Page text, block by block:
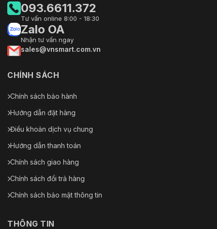
093.6611.372
Tư vấn online 8:00 - 18:30
Zalo OA
Nhận tư vấn ngay
sales@vnsmart.com.vn
CHÍNH SÁCH
Chính sách bảo hành
Hướng dẫn đặt hàng
Điều khoản dịch vụ chung
Hướng dẫn thanh toán
Chính sách giao hàng
Chính sách đổi trả hàng
Chính sách bảo mật thông tin
THÔNG TIN